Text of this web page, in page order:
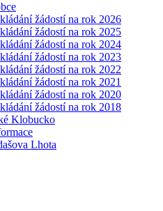
žádostí na rok 2026
žádostí na rok 2025
žádostí na rok 2024
žádostí na rok 2023
žádostí na rok 2022
žádostí na rok 2021
žádostí na rok 2020
žádostí na rok 2018
Klobucko
Lhota